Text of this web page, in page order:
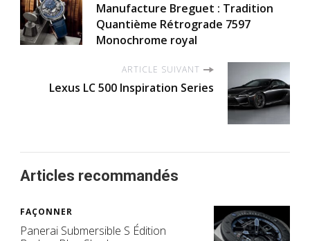
Manufacture Breguet : Tradition
Quantième Rétrograde 7597
Monochrome royal
ARTICLE SUIVANT
Lexus LC 500 Inspiration Series
Articles recommandés
FAÇONNER
Panerai Submersible S Édition